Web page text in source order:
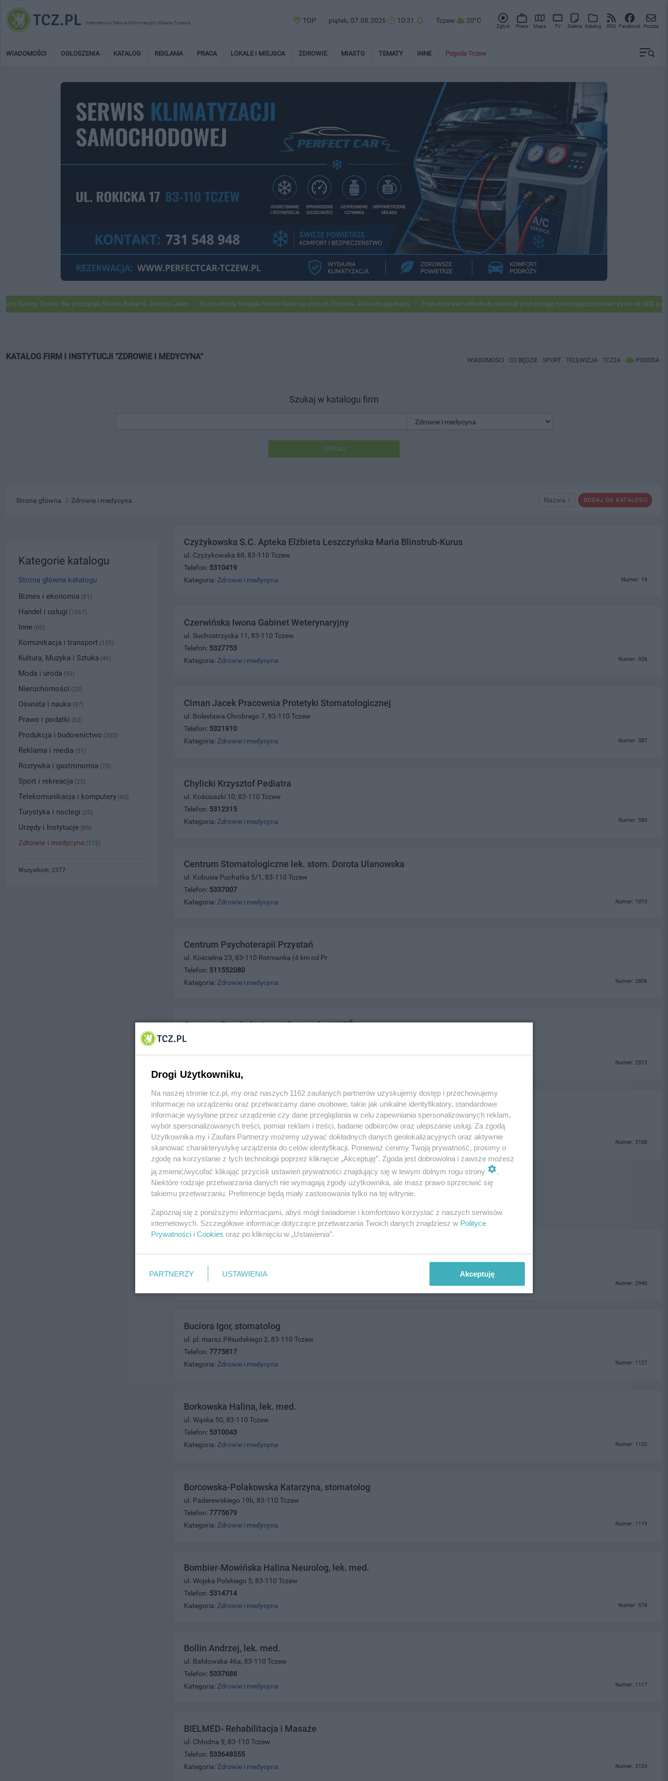
Internetowy Serwis Informacyjny Miasta Tczewa TOP piątek, 07.08.2026 10:31 Tczew 20°C
Zgłoś Praca Mapa TV Galeria Katalog RSS Facebook Poczta
WIADOMOŚCI OGŁOSZENIA KATALOG REKLAMA PRACA LOKALE I MIEJSCA ZDROWIE MIASTO TEMATY INNE Pogoda Tczew
Tczew. Na początek Shaun Baker & Jessica Jean Samochody Google Street View na ulicach Tczewa. Aktualizują mapy Pod wpływem alkoholu wjechał pod pociąg narażając zdrowie i życie ok 500 pasażerów!
KATALOG FIRM I INSTYTUCJI "ZDROWIE I MEDYCYNA" WIADOMOŚCI CO BĘDZIE SPORT TELEWIZJA TCZ24 POGODA
Szukaj w katalogu firm
SZUKAJ
DODAJ DO KATALOGU
Nazwa ↓
Strona główna Zdrowie i medycyna
Czyżykowska S.C. Apteka Elżbieta Leszczyńska Maria Blinstrub-Kurus
ul. Czyżykowska 68, 83-110 Tczew
Telefon: 5310419
Kategoria: Zdrowie i medycyna Numer: 19
Czerwińska Iwona Gabinet Weterynaryjny
ul. Suchostrzycka 11, 83-110 Tczew
Telefon: 5327753
Kategoria: Zdrowie i medycyna Numer: 926
Ciman Jacek Pracownia Protetyki Stomatologicznej
ul. Bolesława Chrobrego 7, 83-110 Tczew
Telefon: 5321910
Kategoria: Zdrowie i medycyna Numer: 587
Chylicki Krzysztof Pediatra
ul. Kościuszki 10, 83-110 Tczew
Telefon: 5312315
Kategoria: Zdrowie i medycyna Numer: 580
Centrum Stomatologiczne lek. stom. Dorota Ulanowska
ul. Kubusia Puchatka 5/1, 83-110 Tczew
Telefon: 5337007
Kategoria: Zdrowie i medycyna Numer: 1013
Centrum Psychoterapii Przystań
ul. Kościelna 23, 83-110 Rotmanka (4 km od Pr
Telefon: 511552080
Kategoria: Zdrowie i medycyna Numer: 2806
Centrum Psychologiczno-Pastoralne WIĘŹ
ul. Stefana Kardynała Wyszyńskiego 11, 83-110 Tczew
Numer: 2913
Centrum Dietetyczne NATURHOUSE TCZEW
ul. Kilińskiego 12D, 83-110 Tczew
Telefon:500320730
Kategoria:
Zdrowie i medycyna Numer: 3168
Telefon:
585352770
Kategoria:
Numer: 2940
Buciora Igor, stomatolog
ul. pl. marsz.Piłsudskiego 2, 83-110 Tczew
Telefon: 7775817
Kategoria: Zdrowie i medycyna Numer: 1127
Borkowska Halina, lek. med.
ul. Wąska 50, 83-110 Tczew
Telefon: 5310043
Kategoria: Zdrowie i medycyna Numer: 1120
Borcowska-Polakowska Katarzyna, stomatolog
ul. Paderewskiego 19b, 83-110 Tczew
Telefon: 7775679
Kategoria: Zdrowie i medycyna Numer: 1119
Bombier-Mowińska Halina Neurolog, lek. med.
ul. Wojska Polskiego 5, 83-110 Tczew
Telefon: 5314714
Kategoria: Zdrowie i medycyna Numer: 578
Bollin Andrzej, lek. med.
ul. Bałdowska 46a, 83-110 Tczew
Telefon: 5337686
Kategoria: Zdrowie i medycyna Numer: 1117
BIELMED- Rehabilitacja i Masaże
ul. Chłodna 9, 83-110 Tczew
Telefon: 533648555
Kategoria: Zdrowie i medycyna Numer: 3124
Kategorie katalogu
Strona główna katalogu
Biznes i ekonomia (81)
Handel i usługi (1067)
Inne (60)
Komunikacja i transport (155)
Kultura, Muzyka i Sztuka (46)
Moda i uroda (93)
Nieruchomości (23)
Oświata i nauka (97)
Prawo i podatki (62)
Produkcja i budownictwo (205)
Reklama i media (51)
Rozrywka i gastronomia (70)
Sport i rekreacja (23)
Telekomunikacja i komputery (60)
Turystyka i noclegi (20)
Urzędy i Instytucje (89)
Zdrowie i medycyna (175)
Wszystkich: 2377
Drogi Użytkowniku,
Na naszej stronie tcz.pl, my oraz naszych 1162 zaufanych partnerów uzyskujemy dostęp i przechowujemy
informacje na urządzeniu oraz przetwarzamy dane osobowe, takie jak unikalne identyfikatory, standardowe
informacje wysyłane przez urządzenie czy dane przeglądania w celu zapewniania spersonalizowanych reklam,
wybór spersonalizowanych treści, pomiar reklam i treści, badanie odbiorców oraz ulepszanie usług. Za zgodą
Użytkownika my i Zaufani Partnerzy możemy używać dokładnych danych geolokalizacyjnych oraz aktywnie
skanować charakterystykę urządzenia do celów identyfikacji. Ponieważ cenimy Twoją prywatność, prosimy o
zgodę na korzystanie z tych technologii poprzez kliknięcie „Akceptuję”. Zgoda jest dobrowolna i zawsze możesz
ją zmienić/wycofać klikając przycisk ustawień prywatności znajdujący się w lewym dolnym rogu strony
.
Niektóre rodzaje przetwarzania danych nie wymagają zgody użytkownika, ale masz prawo sprzeciwić się
takiemu przetwarzaniu. Preferencje będą miały zastosowania tylko na tej witrynie.
Zapoznaj się z poniższymi informacjami, abyś mógł świadomie i komfortowo korzystać z naszych serwisów
internetowych. Szczegółowe informacje dotyczące przetwarzania Twoich danych znajdziesz w Polityce
Prywatności i Cookies oraz po kliknięciu w „Ustawienia”.
PARTNERZY USTAWIENIA Akceptuję